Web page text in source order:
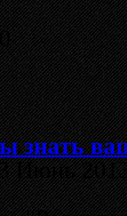
знать
Июнь